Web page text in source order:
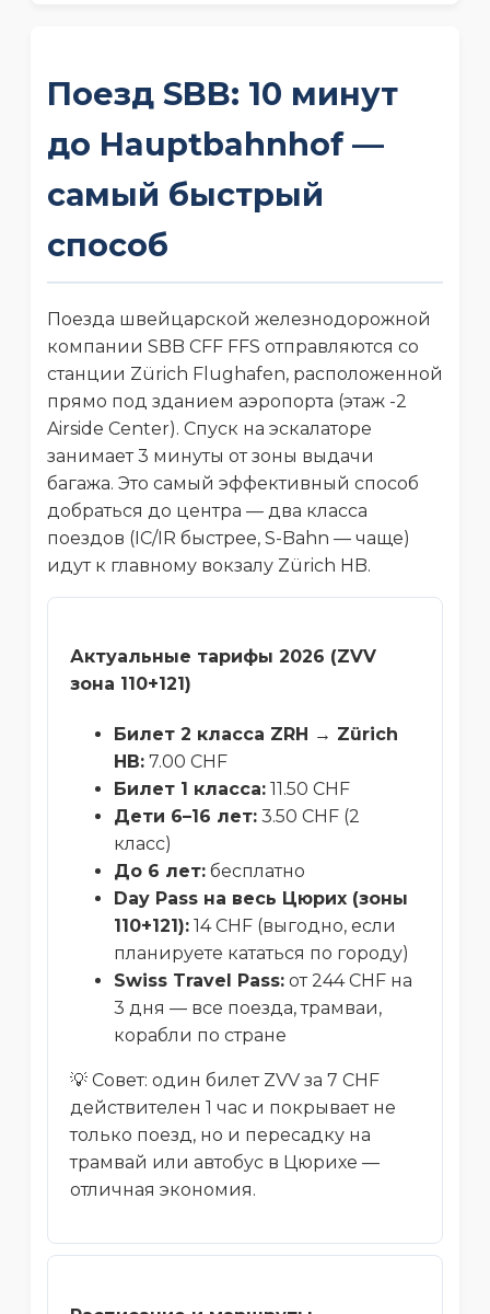
Поезд SBB: 10 минут
до Hauptbahnhof —
самый быстрый
способ
Поезда швейцарской железнодорожной
компании SBB CFF FFS отправляются со
станции Zürich Flughafen, расположенной
прямо под зданием аэропорта (этаж -2
Airside Center). Спуск на эскалаторе
занимает 3 минуты от зоны выдачи
багажа. Это самый эффективный способ
добраться до центра — два класса
поездов (IC/IR быстрее, S-Bahn — чаще)
идут к главному вокзалу Zürich HB.
Актуальные тарифы 2026 (ZVV
зона 110+121)
Билет 2 класса ZRH → Zürich
HB: 7.00 CHF
Билет 1 класса: 11.50 CHF
Дети 6–16 лет: 3.50 CHF (2
класс)
До 6 лет: бесплатно
Day Pass на весь Цюрих (зоны
110+121): 14 CHF (выгодно, если
планируете кататься по городу)
Swiss Travel Pass: от 244 CHF на
3 дня — все поезда, трамваи,
корабли по стране
💡 Совет: один билет ZVV за 7 CHF
действителен 1 час и покрывает не
только поезд, но и пересадку на
трамвай или автобус в Цюрихе —
отличная экономия.